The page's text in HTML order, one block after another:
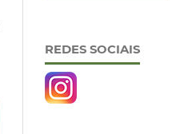
REDES SOCIAIS